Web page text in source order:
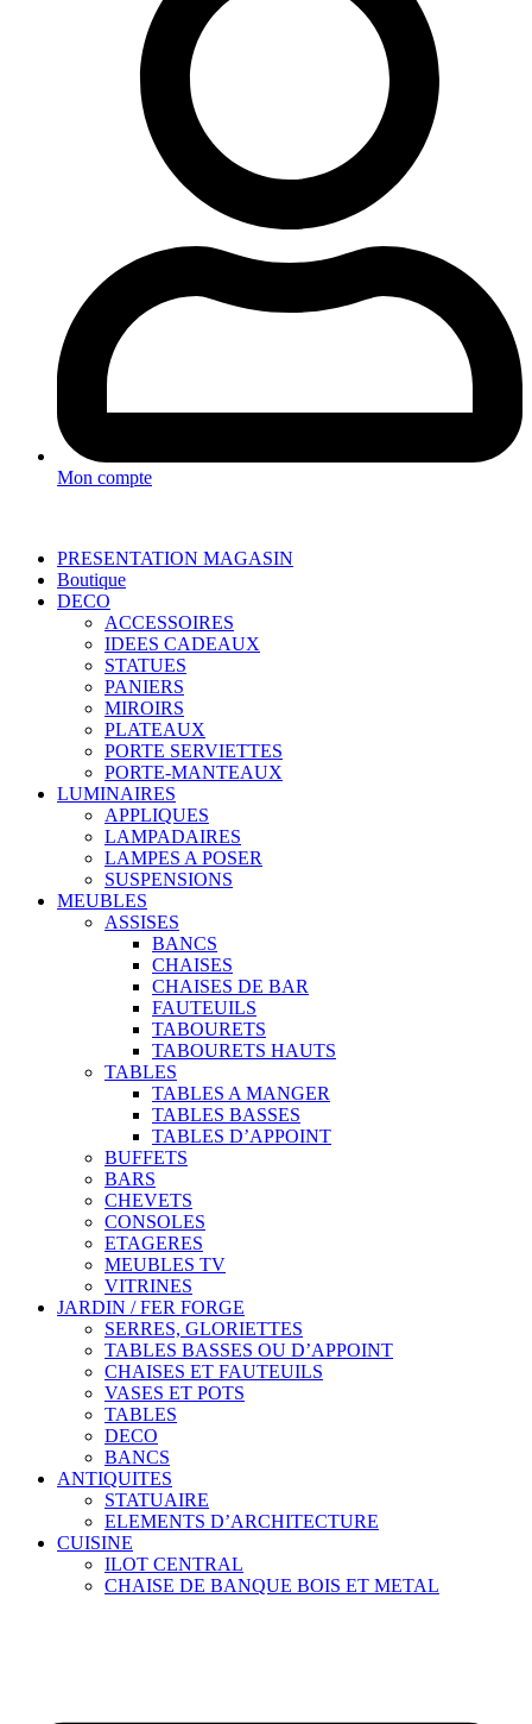
Mon compte
PRESENTATION MAGASIN
Boutique
DECO
ACCESSOIRES
IDEES CADEAUX
STATUES
PANIERS
MIROIRS
PLATEAUX
PORTE SERVIETTES
PORTE-MANTEAUX
LUMINAIRES
APPLIQUES
LAMPADAIRES
LAMPES A POSER
SUSPENSIONS
MEUBLES
ASSISES
BANCS
CHAISES
CHAISES DE BAR
FAUTEUILS
TABOURETS
TABOURETS HAUTS
TABLES
TABLES A MANGER
TABLES BASSES
TABLES D’APPOINT
BUFFETS
BARS
CHEVETS
CONSOLES
ETAGERES
MEUBLES TV
VITRINES
JARDIN / FER FORGE
SERRES, GLORIETTES
TABLES BASSES OU D’APPOINT
CHAISES ET FAUTEUILS
VASES ET POTS
TABLES
DECO
BANCS
ANTIQUITES
STATUAIRE
ELEMENTS D’ARCHITECTURE
CUISINE
ILOT CENTRAL
CHAISE DE BANQUE BOIS ET METAL